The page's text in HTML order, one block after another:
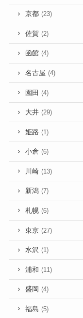
京都 (23)
佐賀 (2)
函館 (4)
名古屋 (4)
園田 (4)
大井 (29)
姫路 (1)
小倉 (6)
川崎 (13)
新潟 (7)
札幌 (6)
東京 (27)
水沢 (1)
浦和 (11)
盛岡 (4)
福島 (5)